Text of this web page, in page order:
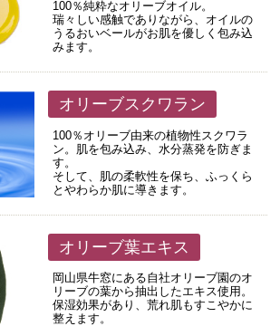
100％純粋なオリーブオイル。
瑞々しい感触でありながら、オイルの
うるおいベールがお肌を優しく包み込
みます。
オリーブスクワラン
100％オリーブ由来の植物性スクワラ
ン。肌を包み込み、水分蒸発を防ぎま
す。
そして、肌の柔軟性を保ち、ふっくら
とやわらか肌に導きます。
オリーブ葉エキス
岡山県牛窓にある自社オリーブ園のオ
リーブの葉から抽出したエキス使用。
保湿効果があり、荒れ肌もすこやかに
整えます。